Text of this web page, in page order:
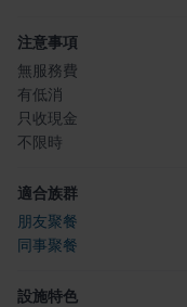
注意事項
無服務費
有低消
只收現金
不限時
適合族群
朋友聚餐
同事聚餐
設施特色